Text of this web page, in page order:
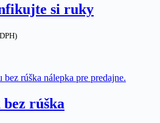
si ruky
rúška